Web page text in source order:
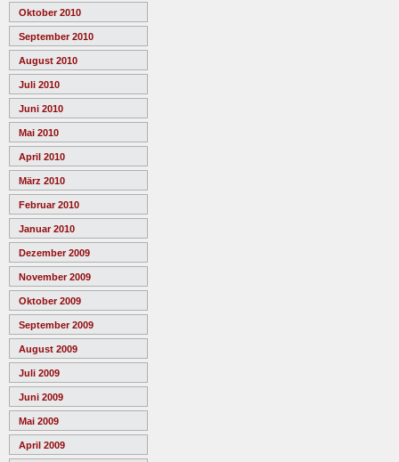
Oktober 2010
September 2010
August 2010
Juli 2010
Juni 2010
Mai 2010
April 2010
März 2010
Februar 2010
Januar 2010
Dezember 2009
November 2009
Oktober 2009
September 2009
August 2009
Juli 2009
Juni 2009
Mai 2009
April 2009